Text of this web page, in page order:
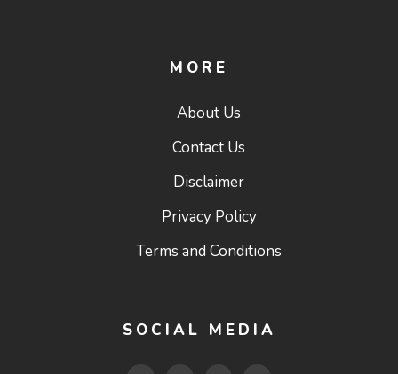
MORE
About Us
Contact Us
Disclaimer
Privacy Policy
Terms and Conditions
SOCIAL MEDIA